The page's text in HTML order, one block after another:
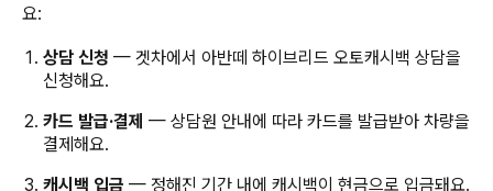
요:
상담 신청 — 겟차에서 아반떼 하이브리드 오토캐시백 상담을
신청해요.
카드 발급·결제 — 상담원 안내에 따라 카드를 발급받아 차량을
결제해요.
캐시백 입금 — 정해진 기간 내에 캐시백이 현금으로 입금돼요.